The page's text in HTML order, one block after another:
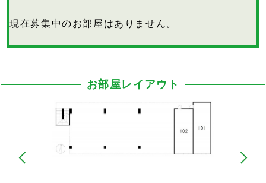
現在募集中のお部屋はありません。
お部屋レイアウト